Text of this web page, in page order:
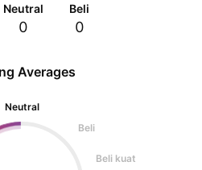
Neutral
0
Beli
0
Averages
Neutral
Beli
Beli kuat